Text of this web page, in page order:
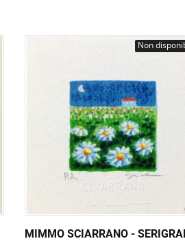
Non
MIMMO SCIARRANO -